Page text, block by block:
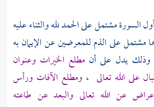
السورة مشتمل على الحمد لله والثناء عليه
مشتمل على الذم للمعرضين عن الإيمان به
وذلك يدل على أن مطلع الخيرات وعنوان
على الله تعالى ، ومطلع الآفات ورأس
عن الله تعالى والبعد عن طاعته